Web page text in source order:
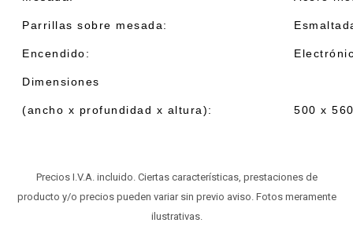
Parrillas sobre mesada:
Encendido:
Dimensiones
(ancho x profundidad x altura): 500 x
Precios I.V.A. incluido. Ciertas características, prestaciones de
producto y/o precios pueden variar sin previo aviso. Fotos meramente
ilustrativas.